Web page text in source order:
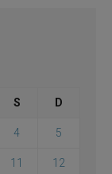
S D
4 5
11 12